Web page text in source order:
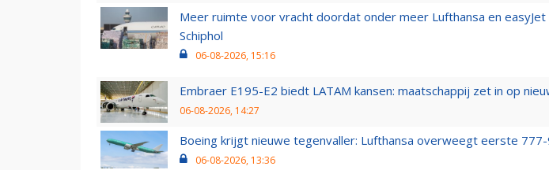
Meer ruimte voor vracht doordat onder meer Lufthansa en
Schiphol
06-08-2026, 15:16
Embraer E195-E2 biedt LATAM kansen: maatschappij zet in op
06-08-2026, 14:27
Boeing krijgt nieuwe tegenvaller: Lufthansa overweegt eerste 777-
06-08-2026, 13:36